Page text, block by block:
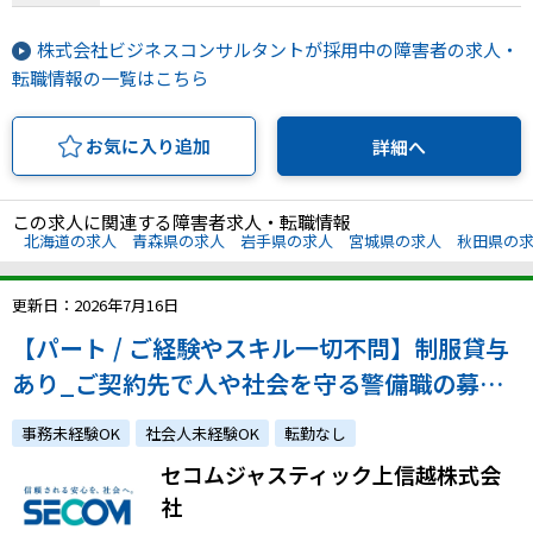
大分県、宮崎県、鹿児島県、沖縄県
株式会社ビジネスコンサルタントが採用中の障害者の求人・
転職情報の一覧はこちら
お気に入り追加 詳細へ
この求人に関連する障害者求人・転職情報
北海道の求人 青森県の求人 岩手県の求人 宮城県の求人 秋田県の
更新日：2026年7月16日
【パート / ご経験やスキル一切不問】制服貸与
あり_ご契約先で人や社会を守る警備職の募集
です！
事務未経験OK 社会人未経験OK 転勤なし
セコムジャスティック上信越株式会
社